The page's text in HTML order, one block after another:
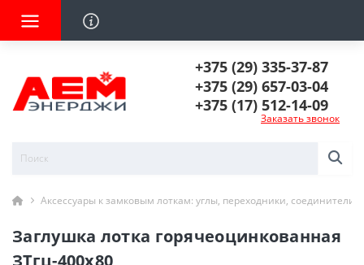
+375 (29) 335-37-87
+375 (29) 657-03-04
+375 (17) 512-14-09
Заказать звонок
Аксессуары к замковым лоткам: углы, переходники, соединители
Заглушка лотка горячеоцинкованная
ЗТгц-400х80